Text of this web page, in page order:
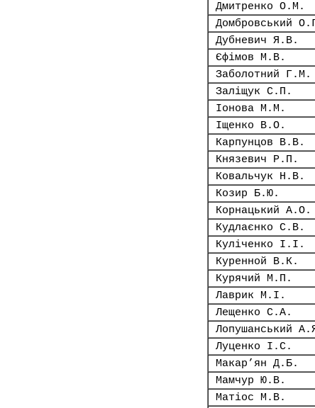
Дмитренко О.М.
Домбровський
Дубневич Я.В.
Єфімов М.В.
Заболотний Г.М.
Заліщук С.П.
Іонова М.М.
Іщенко В.О.
Карпунцов В.В.
Князевич Р.П.
Ковальчук Н.В.
Козир Б.Ю.
Корнацький А.О.
Кудлаєнко С.В.
Куліченко І.І.
Куренной В.К.
Курячий М.П.
Лаврик М.І.
Лещенко С.А.
Лопушанський
Луценко І.С.
Макар’ян Д.Б.
Мамчур Ю.В.
Матіос М.В.